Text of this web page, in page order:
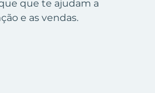
que te ajudam a
e as vendas.